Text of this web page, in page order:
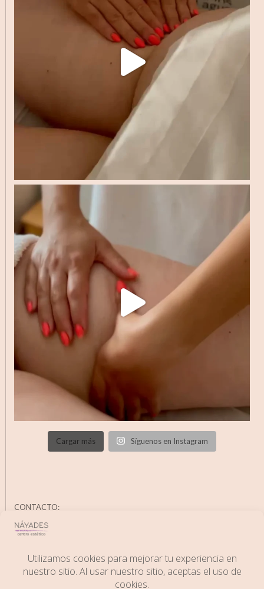
Cargar más Síguenos en Instagram
CONTACTO:
C/ Juan Aparicio, 14; 06400 Don Benito (Badajoz)
Phone:+34 671583697
Web: www.esteticanayades.es